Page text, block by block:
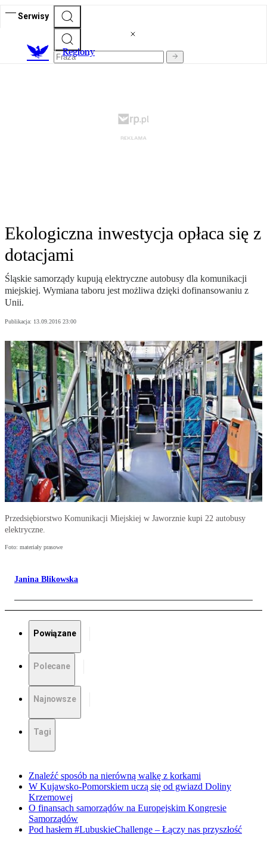
Serwisy
Regiony
Ekologiczna inwestycja opłaca się z
dotacjami
Śląskie samorządy kupują elektryczne autobusy dla komunikacji
miejskiej. Wymiana taboru jest możliwa dzięki dofinansowaniu z
Unii.
Publikacja: 13.09.2016 23:00
Przedsiębiorstwo Komunikacji Miejskiej w Jaworznie kupi 22 autobusy
elektryczne.
Foto: materiały prasowe
Janina Blikowska
Powiązane
Polecane
Najnowsze
Tagi
Znaleźć sposób na nierówną walkę z korkami
W Kujawsko-Pomorskiem uczą się od gwiazd Doliny
Krzemowej
O finansach samorządów na Europejskim Kongresie
Samorządów
Pod hasłem #LubuskieChallenge – Łączy nas przyszłość